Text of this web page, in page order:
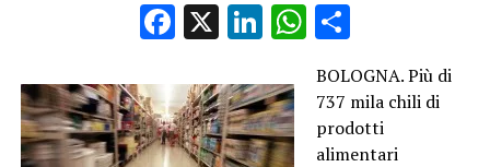
Facebook
X LinkedIn
WhatsApp
Condividi
BOLOGNA. Più di
737 mila chili di
prodotti
alimentari